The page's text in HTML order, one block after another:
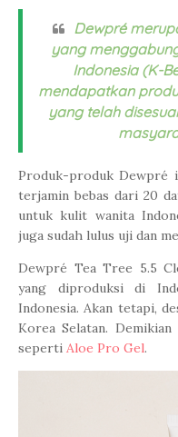
Dewpré
yang
Indonesia (K-
mendapatkan
yang telah
Produk-produk Dewpré
terjamin bebas dari 20
untuk kulit wanita
juga sudah lulus uji dan
Dewpré Tea Tree 5.5
yang diproduksi di
Indonesia. Akan tetapi,
Korea Selatan.
seperti Aloe Pro Gel.